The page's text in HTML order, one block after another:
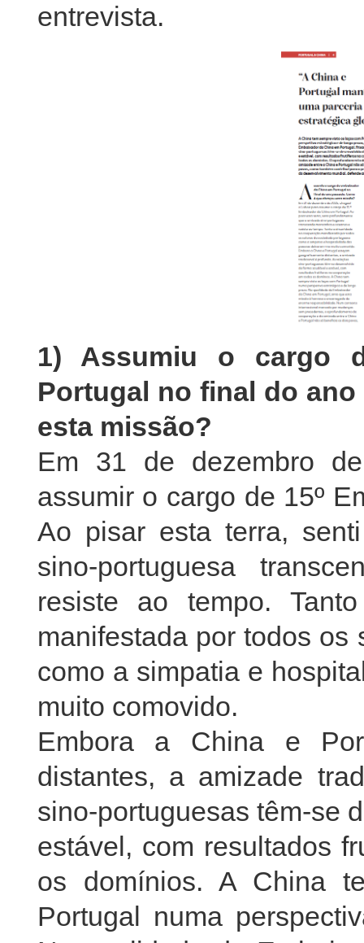
entrevista.
1) Assumiu o cargo
Portugal no final do
esta missão?
Em 31 de dezembro
assumir o cargo de 15º
Ao pisar esta terra,
sino-portuguesa
resiste ao tempo.
manifestada por todos os
como a simpatia e
muito comovido.
Embora a China e
distantes, a amizade
sino-portuguesas têm-se
estável, com resultados
os domínios. A China
Portugal numa